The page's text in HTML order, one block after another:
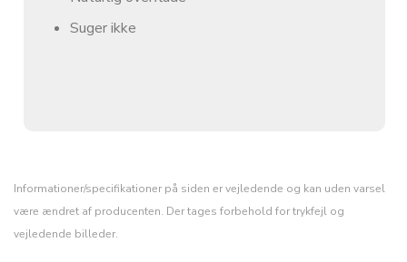
Suger ikke
Informationer/specifikationer på siden er vejledende og kan uden varsel
være ændret af producenten. Der tages forbehold for trykfejl og
vejledende billeder.